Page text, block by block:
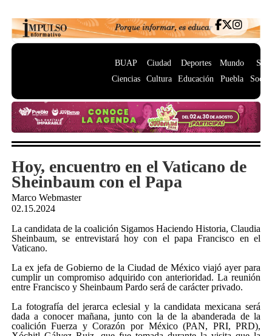
BUAP
Ciencias
Ciudad
Cultura
Deportes
Educación
Mundo
Puebla
Hoy, encuentro en el Vaticano de
Sheinbaum con el Papa
Marco Webmaster
02.15.2024
La candidata de la coalición Sigamos Haciendo Historia, Claudia
Sheinbaum, se entrevistará hoy con el papa Francisco en el
Vaticano.
La ex jefa de Gobierno de la Ciudad de México viajó ayer para
cumplir un compromiso adquirido con anterioridad. La reunión
entre Francisco y Sheinbaum Pardo será de carácter privado.
La fotografía del jerarca eclesial y la candidata mexicana será
dada a conocer mañana, junto con la de la abanderada de la
coalición Fuerza y Corazón por México (PAN, PRI, PRD),